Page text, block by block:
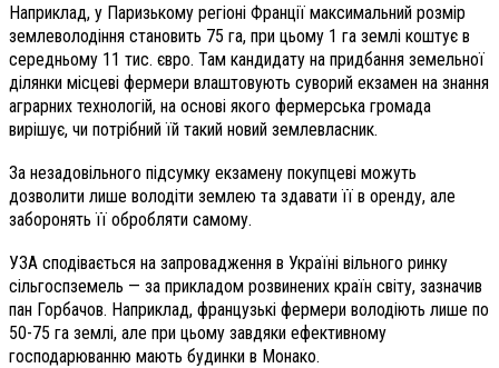
Наприклад, у Паризькому регіоні Франції максимальний розмір
землеволодіння становить 75 га, при цьому 1 га землі коштує в
середньому 11 тис. євро. Там кандидату на придбання земельної
ділянки місцеві фермери влаштовують суворий екзамен на знання
аграрних технологій, на основі якого фермерська громада
вирішує, чи потрібний їй такий новий землевласник.
За незадовільного підсумку екзамену покупцеві можуть
дозволити лише володіти землею та здавати її в оренду, але
заборонять її обробляти самому.
УЗА сподівається на запровадження в Україні вільного ринку
сільгоспземель — за прикладом розвинених країн світу, зазначив
пан Горбачов. Наприклад, французькі фермери володіють лише по
50-75 га землі, але при цьому завдяки ефективному
господарюванню мають будинки в Монако.